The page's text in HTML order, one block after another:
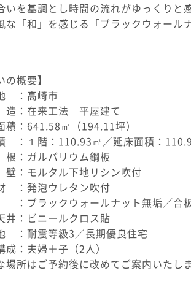
いを基調とし時間の流れがゆっくりと
な「和」を感じる「ブラックウォール
の概要】
：高崎市
在来工法 平屋建て
：641.58㎡（194.11坪）
：１階：110.93㎡／延床面積：
ガルバリウム鋼板
モルタル下地リシン吹付
：発泡ウレタン吹付
ラックウォールナット無垢／合板
：ビニールクロス貼
：耐震等級3／長期優良住宅
：夫婦＋子（2人）
所はご予約後に改めてご案内いたしま